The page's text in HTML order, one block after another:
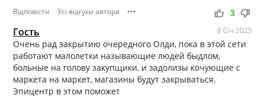
Відповісти Усі відгуки автора ••• thumb_up thumb_down
3
Гость 8 Січ 2025
Очень рад закрытию очередного Олди, пока в этой сети
работают малолетки называющие людей быдлом,
больные на голову закупщики, и задолизы кочующие с
маркета на маркет, магазины будут закрываться.
Эпицентр в этом поможет